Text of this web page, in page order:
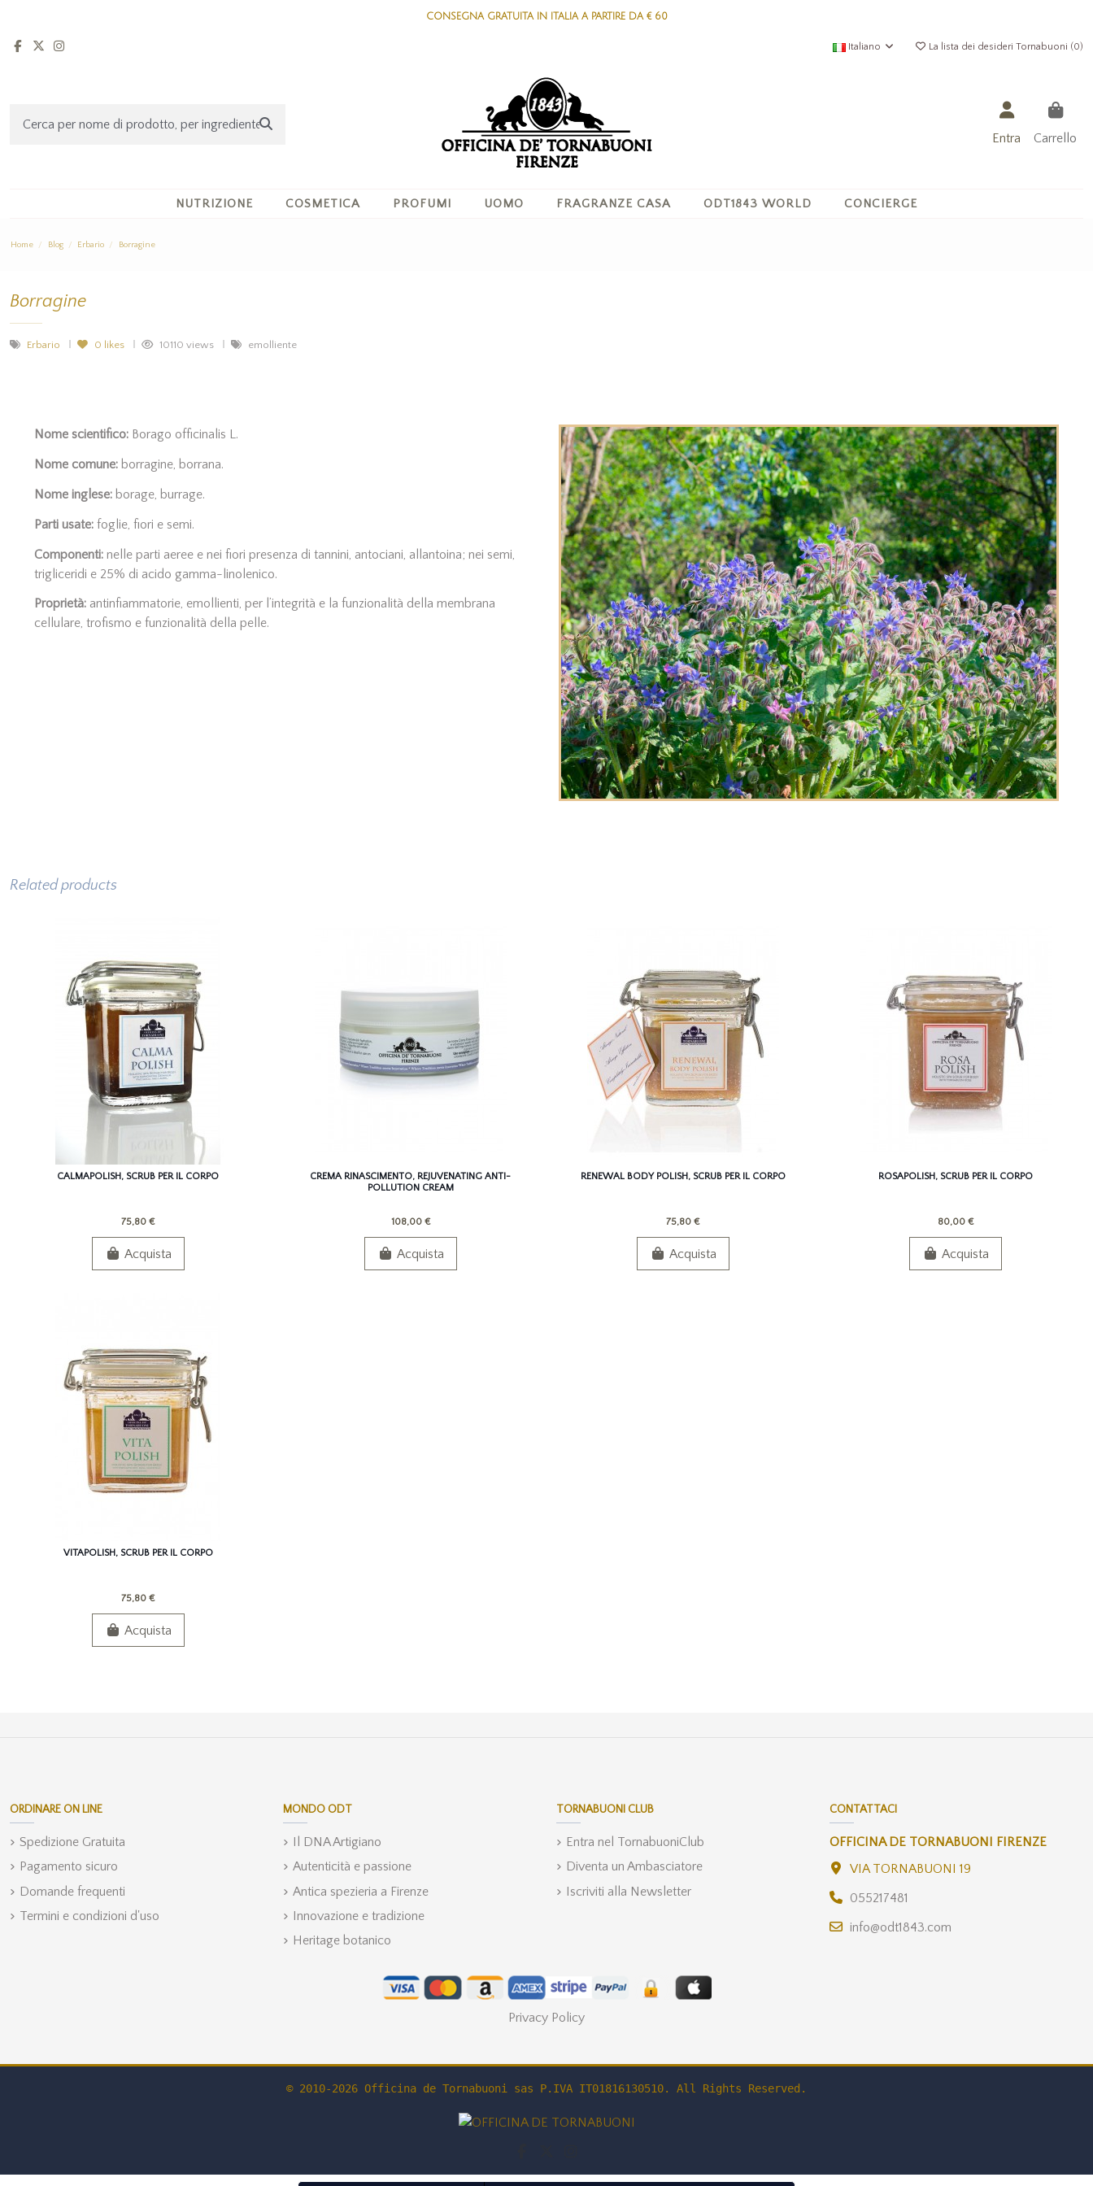
CONSEGNA GRATUITA IN ITALIA A PARTIRE DA € 60
Italiano La lista dei desideri Tornabuoni (0)
Entra Carrello
NUTRIZIONE COSMETICA PROFUMI UOMO FRAGRANZE CASA ODT1843 WORLD CONCIERGE
Home Blog Erbario Borragine
Borragine
Erbario 0 likes 10110 views emolliente
Nome scientifico: Borago officinalis L.
Nome comune: borragine, borrana.
Nome inglese: borage, burrage.
Parti usate: foglie, fiori e semi.
Componenti: nelle parti aeree e nei fiori presenza di tannini, antociani, allantoina; nei semi,
trigliceridi e 25% di acido gamma-linolenico.
Proprietà: antinfiammatorie, emollienti, per l’integrità e la funzionalità della membrana
cellulare, trofismo e funzionalità della pelle.
Related products
CALMAPOLISH, SCRUB PER IL CORPO
75,80 €
Acquista
CREMA RINASCIMENTO, REJUVENATING ANTI-
POLLUTION CREAM
108,00 €
Acquista
RENEWAL BODY POLISH, SCRUB PER IL CORPO
75,80 €
Acquista
ROSAPOLISH, SCRUB PER IL CORPO
80,00 €
Acquista
VITAPOLISH, SCRUB PER IL CORPO
75,80 €
Acquista
ORDINARE ON LINE
Spedizione Gratuita
Pagamento sicuro
Domande frequenti
Termini e condizioni d'uso
MONDO ODT
Il DNA Artigiano
Autenticità e passione
Antica spezieria a Firenze
Innovazione e tradizione
Heritage botanico
TORNABUONI CLUB
Entra nel TornabuoniClub
Diventa un Ambasciatore
Iscriviti alla Newsletter
CONTATTACI
OFFICINA DE TORNABUONI FIRENZE
VIA TORNABUONI 19
055217481
info@odt1843.com
Privacy Policy
© 2010-2026 Officina de Tornabuoni sas P.IVA IT01816130510. All Rights Reserved.